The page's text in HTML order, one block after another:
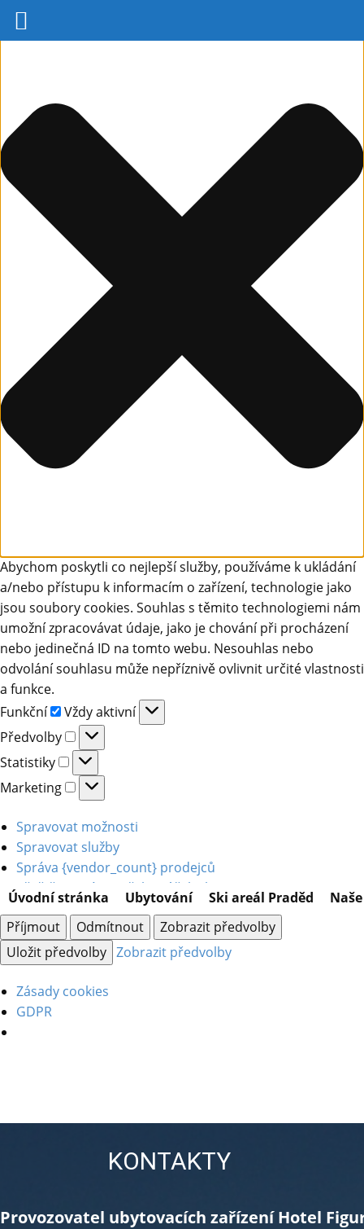
Spravovat Souhlas s cookies
Abychom poskytli co nejlepší služby, používáme k ukládání
a/nebo přístupu k informacím o zařízení, technologie jako
jsou soubory cookies. Souhlas s těmito technologiemi nám
umožní zpracovávat údaje, jako je chování při procházení
nebo jedinečná ID na tomto webu. Nesouhlas nebo
odvolání souhlasu může nepříznivě ovlivnit určité vlastnosti
a funkce.
Funkční
Funkční
Vždy aktivní
Předvolby
Předvolby
Statistiky
Statistiky
Marketing
Marketing
Spravovat možnosti
Spravovat služby
Správa {vendor_count} prodejců
Přečtěte si více o těchto účelech
Příjmout Odmítnout
Zobrazit předvolby
Uložit předvolby Zobrazit předvolby
Zásady cookies
GDPR
Úvodní stránka Ubytování Ski areál Praděd
KONTAKTY
Provozovatel ubytovacích zařízení Hotel